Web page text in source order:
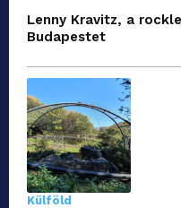
Lenny Kravitz, a
Budapestet
Külföld